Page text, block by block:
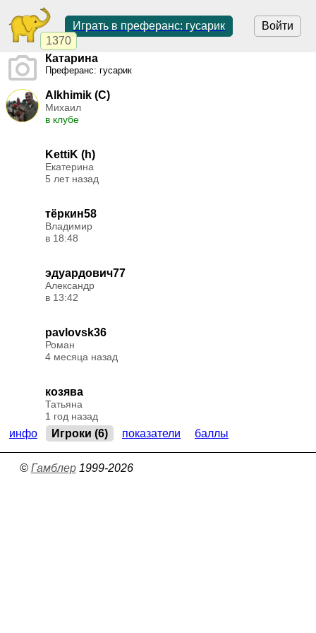
1370
Войти
Играть в преферанс: гусарик
Катарина
Преферанс: гусарик
Alkhimik (C)
Михаил
в клубе
KettiK (h)
Екатерина
5 лет назад
тёркин58
Владимир
в 18:48
эдуардович77
Александр
в 13:42
pavlovsk36
Роман
4 месяца назад
козява
Татьяна
1 год назад
инфо Игроки (6) показатели баллы
© Гамблер1999-2026